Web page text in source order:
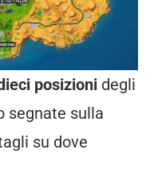
posizioni degli
segnate sulla
su dove